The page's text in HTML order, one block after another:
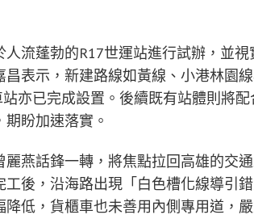
人流蓬勃的R17世運站進行試辦，並
表示，新建路線如黃線、小港林園
站亦已完成設置。後續既有站體則將
盼加速落實。
燕話鋒一轉，將焦點拉回高雄的交
後，沿海路出現「白色槽化線導引
降低，貨櫃車也未善用內側專用道，